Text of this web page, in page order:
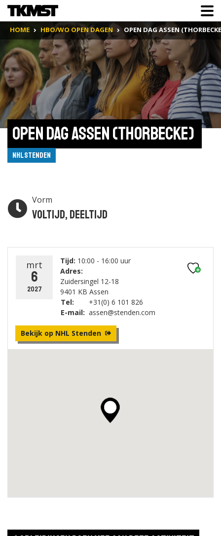
HOME HBO/WO OPEN DAGEN OPEN DAG ASSEN
Open Dag Assen (Thorbecke)
NHL Stenden
Vorm
Voltijd, Deeltijd
mrt
6
2027
Tijd: 10:00 - 16:00 uur
Adres:
Zuidersingel 12-18
9401 KB Assen
Tel:
E-mail:
+31(0) 6 101 826
assen@stenden.com
Bekijk op NHL Stenden